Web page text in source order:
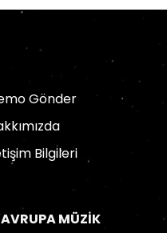
Gönder
Bilgileri
MÜZIK